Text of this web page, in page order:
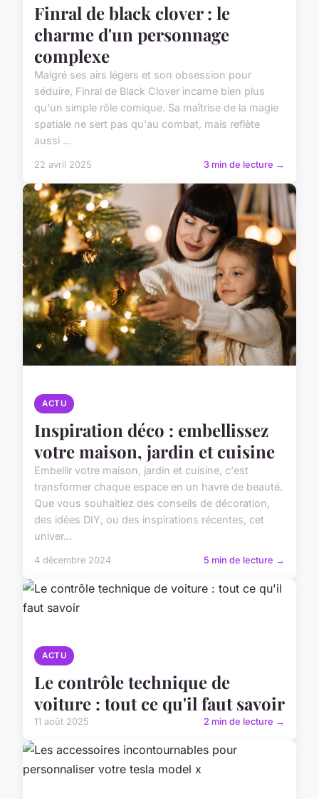
Finral de black clover : le
charme d'un personnage
complexe
Malgré ses airs légers et son obsession pour
séduire, Finral de Black Clover incarne bien plus
qu'un simple rôle comique. Sa maîtrise de la magie
spatiale ne sert pas qu'au combat, mais reflète
aussi ...
22 avril 2025 3 min de lecture →
ACTU
Inspiration déco : embellissez
votre maison, jardin et cuisine
Embellir votre maison, jardin et cuisine, c'est
transformer chaque espace en un havre de beauté.
Que vous souhaitiez des conseils de décoration,
des idées DIY, ou des inspirations récentes, cet
univer...
4 décembre 2024 5 min de lecture →
ACTU
Le contrôle technique de
voiture : tout ce qu'il faut savoir
11 août 2025 2 min de lecture →